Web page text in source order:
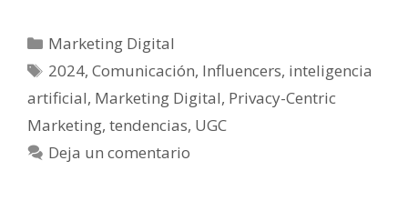
Categorías
Marketing Digital
Etiquetas
2024,Comunicación, Influencers, inteligencia
artificial, Marketing Digital, Privacy-Centric
Marketing, tendencias, UGC
Deja un comentario